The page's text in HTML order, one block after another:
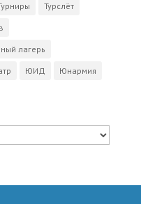
Турслёт
лагерь
ЮИД Юнармия